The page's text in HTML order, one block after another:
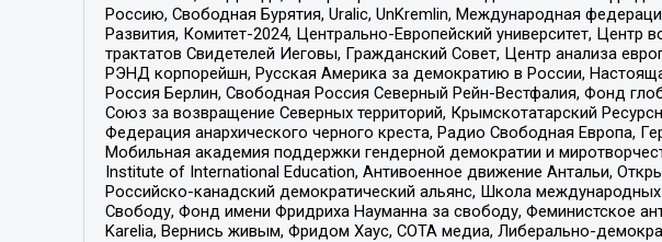
Россию, Свободная Бурятия, Uralic, UnKremlin, Международная
Развития, Комитет-2024, Центрально-Европейский университет,
трактатов Свидетелей Иеговы, Гражданский Совет, Центр анализа
РЭНД корпорейшн, Русская Америка за демократию в России,
Россия Берлин, Свободная Россия Северный Рейн-Вестфалия, Фонд
Союз за возвращение Северных территорий, Крымскотатарский
Федерация анархического черного креста, Радио Свободная Европа,
Мобильная академия поддержки гендерной демократии и
Institute of International Education, Антивоенное движение Антальи,
Российско-канадский демократический альянс, Школа
Свободу, Фонд имени Фридриха Науманна за свободу, Феминистское
Karelia, Вернись живым, Фридом Хаус, СОТА медиа, Либерально-